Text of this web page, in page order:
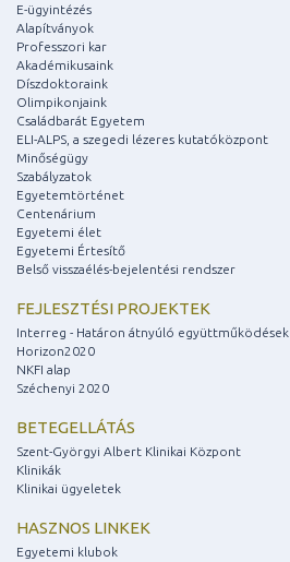
E-ügyintézés
Alapítványok
Professzori kar
Akadémikusaink
Díszdoktoraink
Olimpikonjaink
Családbarát Egyetem
ELI-ALPS, a szegedi lézeres kutatóközpont
Minőségügy
Szabályzatok
Egyetemtörténet
Centenárium
Egyetemi élet
Egyetemi Értesítő
Belső visszaélés-bejelentési rendszer
FEJLESZTÉSI PROJEKTEK
Interreg - Határon átnyúló együttműködések
Horizon2020
NKFI alap
Széchenyi 2020
BETEGELLÁTÁS
Szent-Györgyi Albert Klinikai Központ
Klinikák
Klinikai ügyeletek
HASZNOS LINKEK
Egyetemi klubok